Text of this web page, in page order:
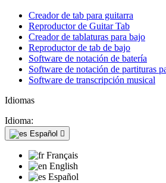
Creador de tab para guitarra
Reproductor de Guitar Tab
Creador de tablaturas para bajo
Reproductor de tab de bajo
Software de notación de batería
Software de notación de partituras
Software de transcripción musical
Idiomas
Idioma:
Español 
Français
English
Español